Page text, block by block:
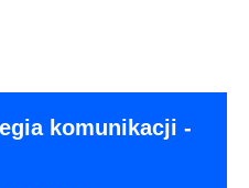
komunikacji -